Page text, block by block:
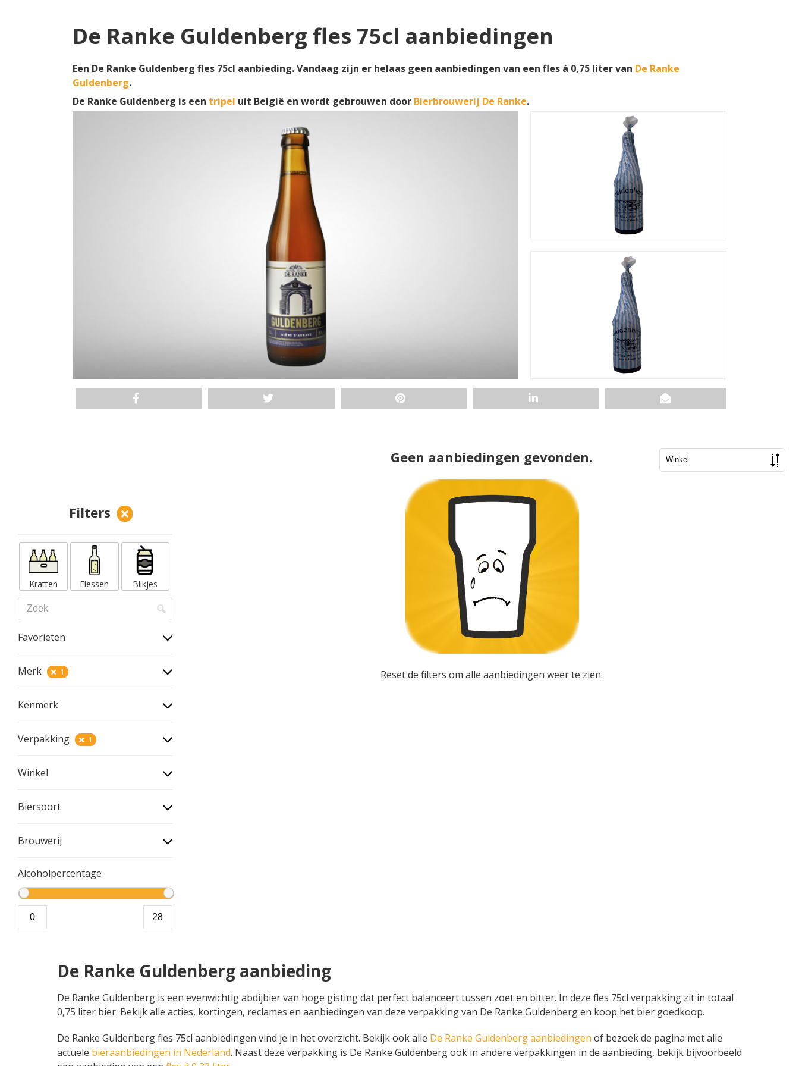
De Ranke Guldenberg fles 75cl aanbiedingen
Een De Ranke Guldenberg fles 75cl aanbieding. Vandaag zijn er helaas geen aanbiedingen van een fles á 0,75 liter van De Ranke
Guldenberg.
De Ranke Guldenberg is een tripel uit België en wordt gebrouwen door Bierbrouwerij De Ranke.
Filters
Kratten Flessen Blikjes
Favorieten
Merk 1
Kenmerk
Verpakking 1
Winkel
Biersoort
Brouwerij
Alcoholpercentage
Geen aanbiedingen gevonden.
Resetde filters om alle aanbiedingen weer te zien.
De Ranke Guldenberg aanbieding
De Ranke Guldenberg is een evenwichtig abdijbier van hoge gisting dat perfect balanceert tussen zoet en bitter. In deze fles 75cl verpakking zit in totaal
0,75 liter bier. Bekijk alle acties, kortingen, reclames en aanbiedingen van deze verpakking van De Ranke Guldenberg en koop het bier goedkoop.
De Ranke Guldenberg fles 75cl aanbiedingen vind je in het overzicht. Bekijk ook alle De Ranke Guldenberg aanbiedingen of bezoek de pagina met alle
actuele bieraanbiedingen in Nederland. Naast deze verpakking is De Ranke Guldenberg ook in andere verpakkingen in de aanbieding, bekijk bijvoorbeeld